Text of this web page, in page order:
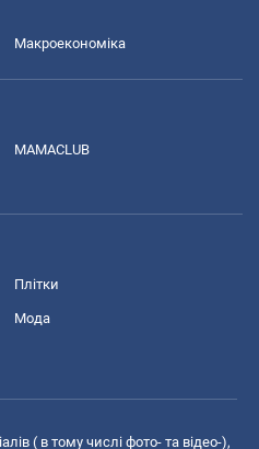
Макроекономіка
MAMACLUB
Плітки
Мода
( в тому числі фото- та відео-),